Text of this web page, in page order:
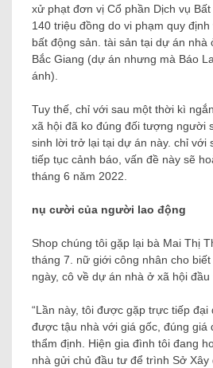
xử phạt đơn vị Cổ phần Dịch vụ
140 triệu đồng do vi phạm quy
bất động sản. tài sản tại dự án nhà
Bắc Giang (dự án nhưng mà Báo
ánh).
Tuy thế, chỉ với sau một thời kì
xã hội đã ko đúng đối tượng người
sinh lời trở lại tại dự án này. chỉ với
tiếp tục cảnh báo, vấn đề này sẽ
tháng 6 năm 2022.
nụ cười của người lao động
Shop chúng tôi gặp lại bà Mai Thị
tháng 7. nữ giới công nhân cho
ngày, cô về dự án nhà ở xã hội
“Lần này, tôi được gặp trực tiếp
được tậu nhà với giá gốc, đúng giá
thẩm định. Hiện gia đình tôi đang
nhà gửi chủ đầu tư để trình Sở Xây